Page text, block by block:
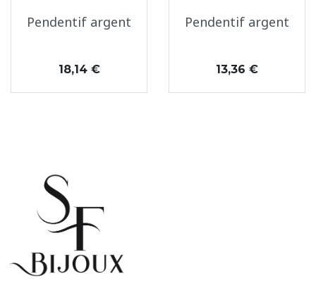
Pendentif argent
Prix
18,14 €
Pendentif argent
Prix
13,36 €